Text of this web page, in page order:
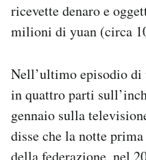
ricevette denaro e
milioni di yuan (circa
Nell’ultimo episodio di
in quattro parti
gennaio sulla
disse che la notte
della federazione, nel